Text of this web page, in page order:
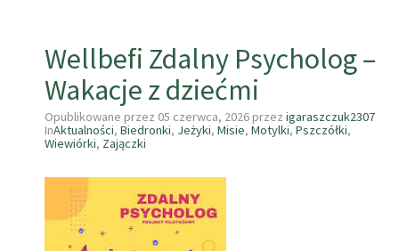
Wellbefi Zdalny Psycholog –
Wakacje z dziećmi
Opublikowane przez 05 czerwca, 2026 przez igaraszczuk2307
InAktualności, Biedronki, Jeżyki, Misie, Motylki, Pszczółki,
Wiewiórki, Zajączki